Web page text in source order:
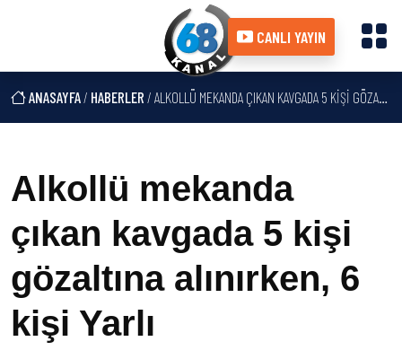
CANLI YAYIN
ANASAYFA/ HABERLER / ALKOLLÜ MEKANDA ÇIKAN KAVGADA 5 KIŞI GÖZALTINA ALINIRKEN, 6 KIŞI YARLI
Alkollü mekanda
çıkan kavgada 5 kişi
gözaltına alınırken, 6
kişi Yarlı